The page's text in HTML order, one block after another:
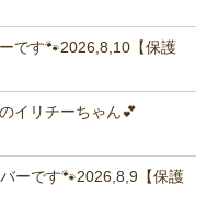
です🐾2026,8,10【保護
イリチーちゃん💕
ーです🐾2026,8,9【保護